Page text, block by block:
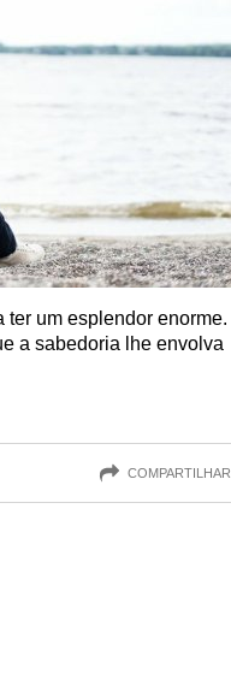
um esplendor enorme.
a sabedoria lhe envolva
COMPARTILHAR